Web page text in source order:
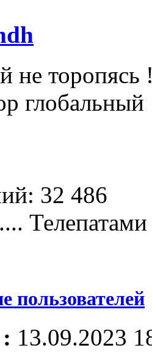
не торопясь
глобальный
32 486
пользователей
13.09.2023